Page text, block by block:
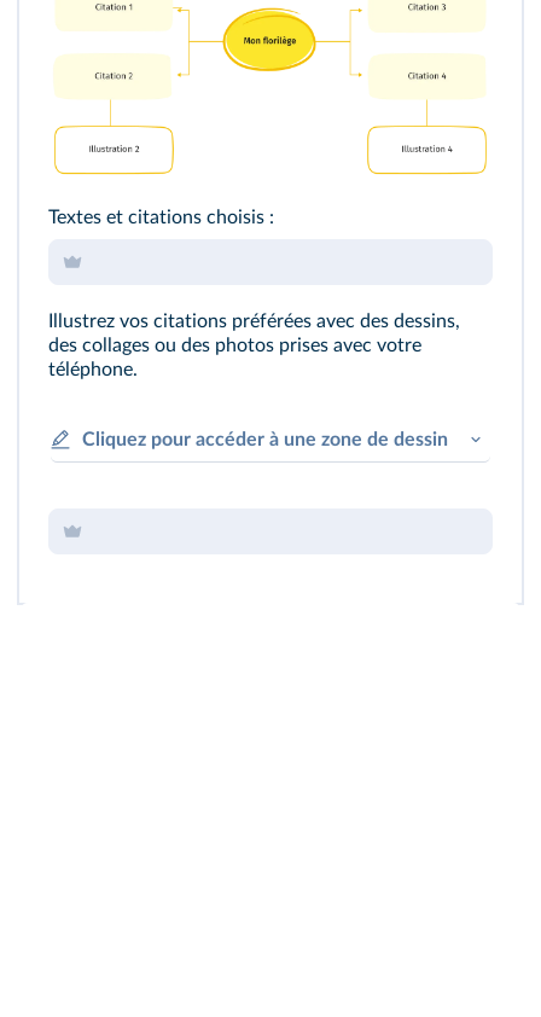
Textes et citations choisis :
Illustrez vos citations préférées avec des dessins,
des collages ou des photos prises avec votre
téléphone.
Cliquez pour accéder à une zone de dessin